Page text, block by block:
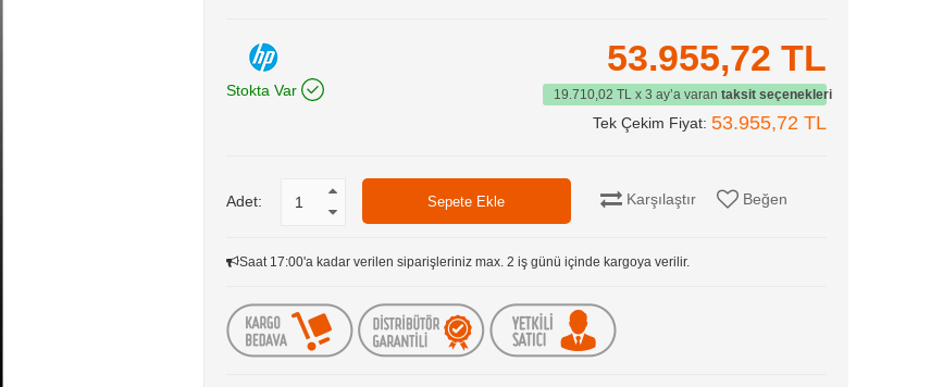
Stokta Var
53.955,72 TL
19.710,02 TL x 3 ay’a varan taksit seçenekleri
Tek Çekim Fiyat: 53.955,72 TL
Adet: Karşılaştır Beğen
Saat 17:00'a kadar verilen siparişleriniz max. 2 iş günü içinde kargoya verilir.